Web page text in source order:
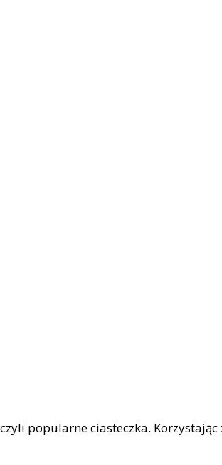
popularne ciasteczka.